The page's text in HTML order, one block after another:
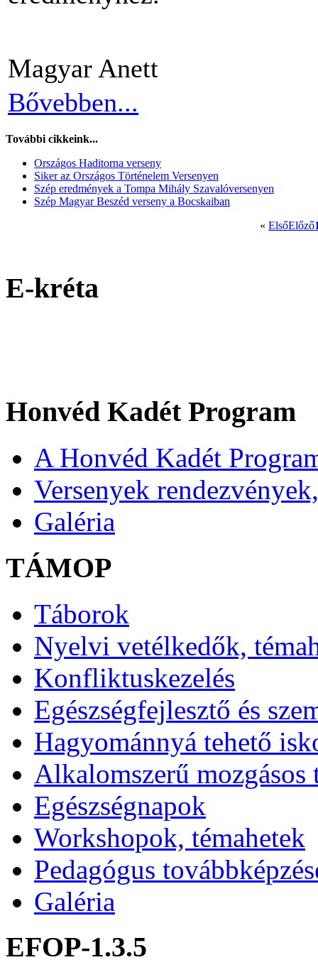
Magyar Anett
Bővebben...
További cikkeink...
Országos Haditorna verseny
Siker az Országos Történelem Versenyen
Szép eredmények a Tompa Mihály Szavalóversenyen
Szép Magyar Beszéd verseny a Bocskaiban
« ElsőElőző
E-kréta
Honvéd Kadét Program
A Honvéd Kadét
Versenyek
Galéria
TÁMOP
Táborok
Nyelvi vetélkedők,
Konfliktuskezelés
Egészségfejlesztő és
Hagyománnyá tehető
Alkalomszerű mozgásos
Egészségnapok
Workshopok, témahetek
Pedagógus
Galéria
EFOP-1.3.5